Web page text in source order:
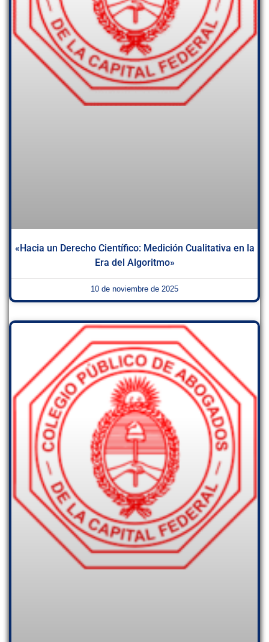
«Hacia un Derecho Científico: Medición Cualitativa en la
Era del Algoritmo»
10 de noviembre de 2025